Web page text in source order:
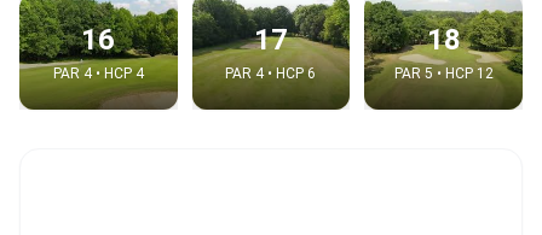
16
PAR 4 • HCP 4
17
PAR 4 • HCP 6
18
PAR 5 • HCP 12